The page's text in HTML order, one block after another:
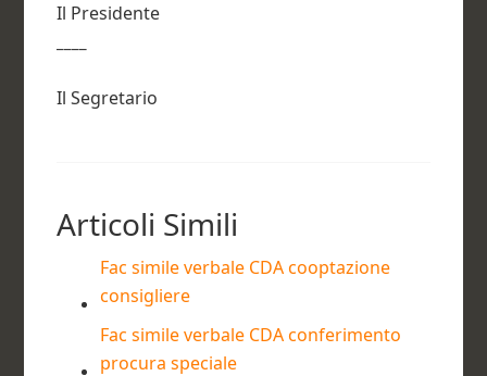
Il Presidente
Il Segretario
Articoli Simili
Fac simile verbale CDA cooptazione
consigliere​
Fac simile verbale CDA conferimento
procura speciale​